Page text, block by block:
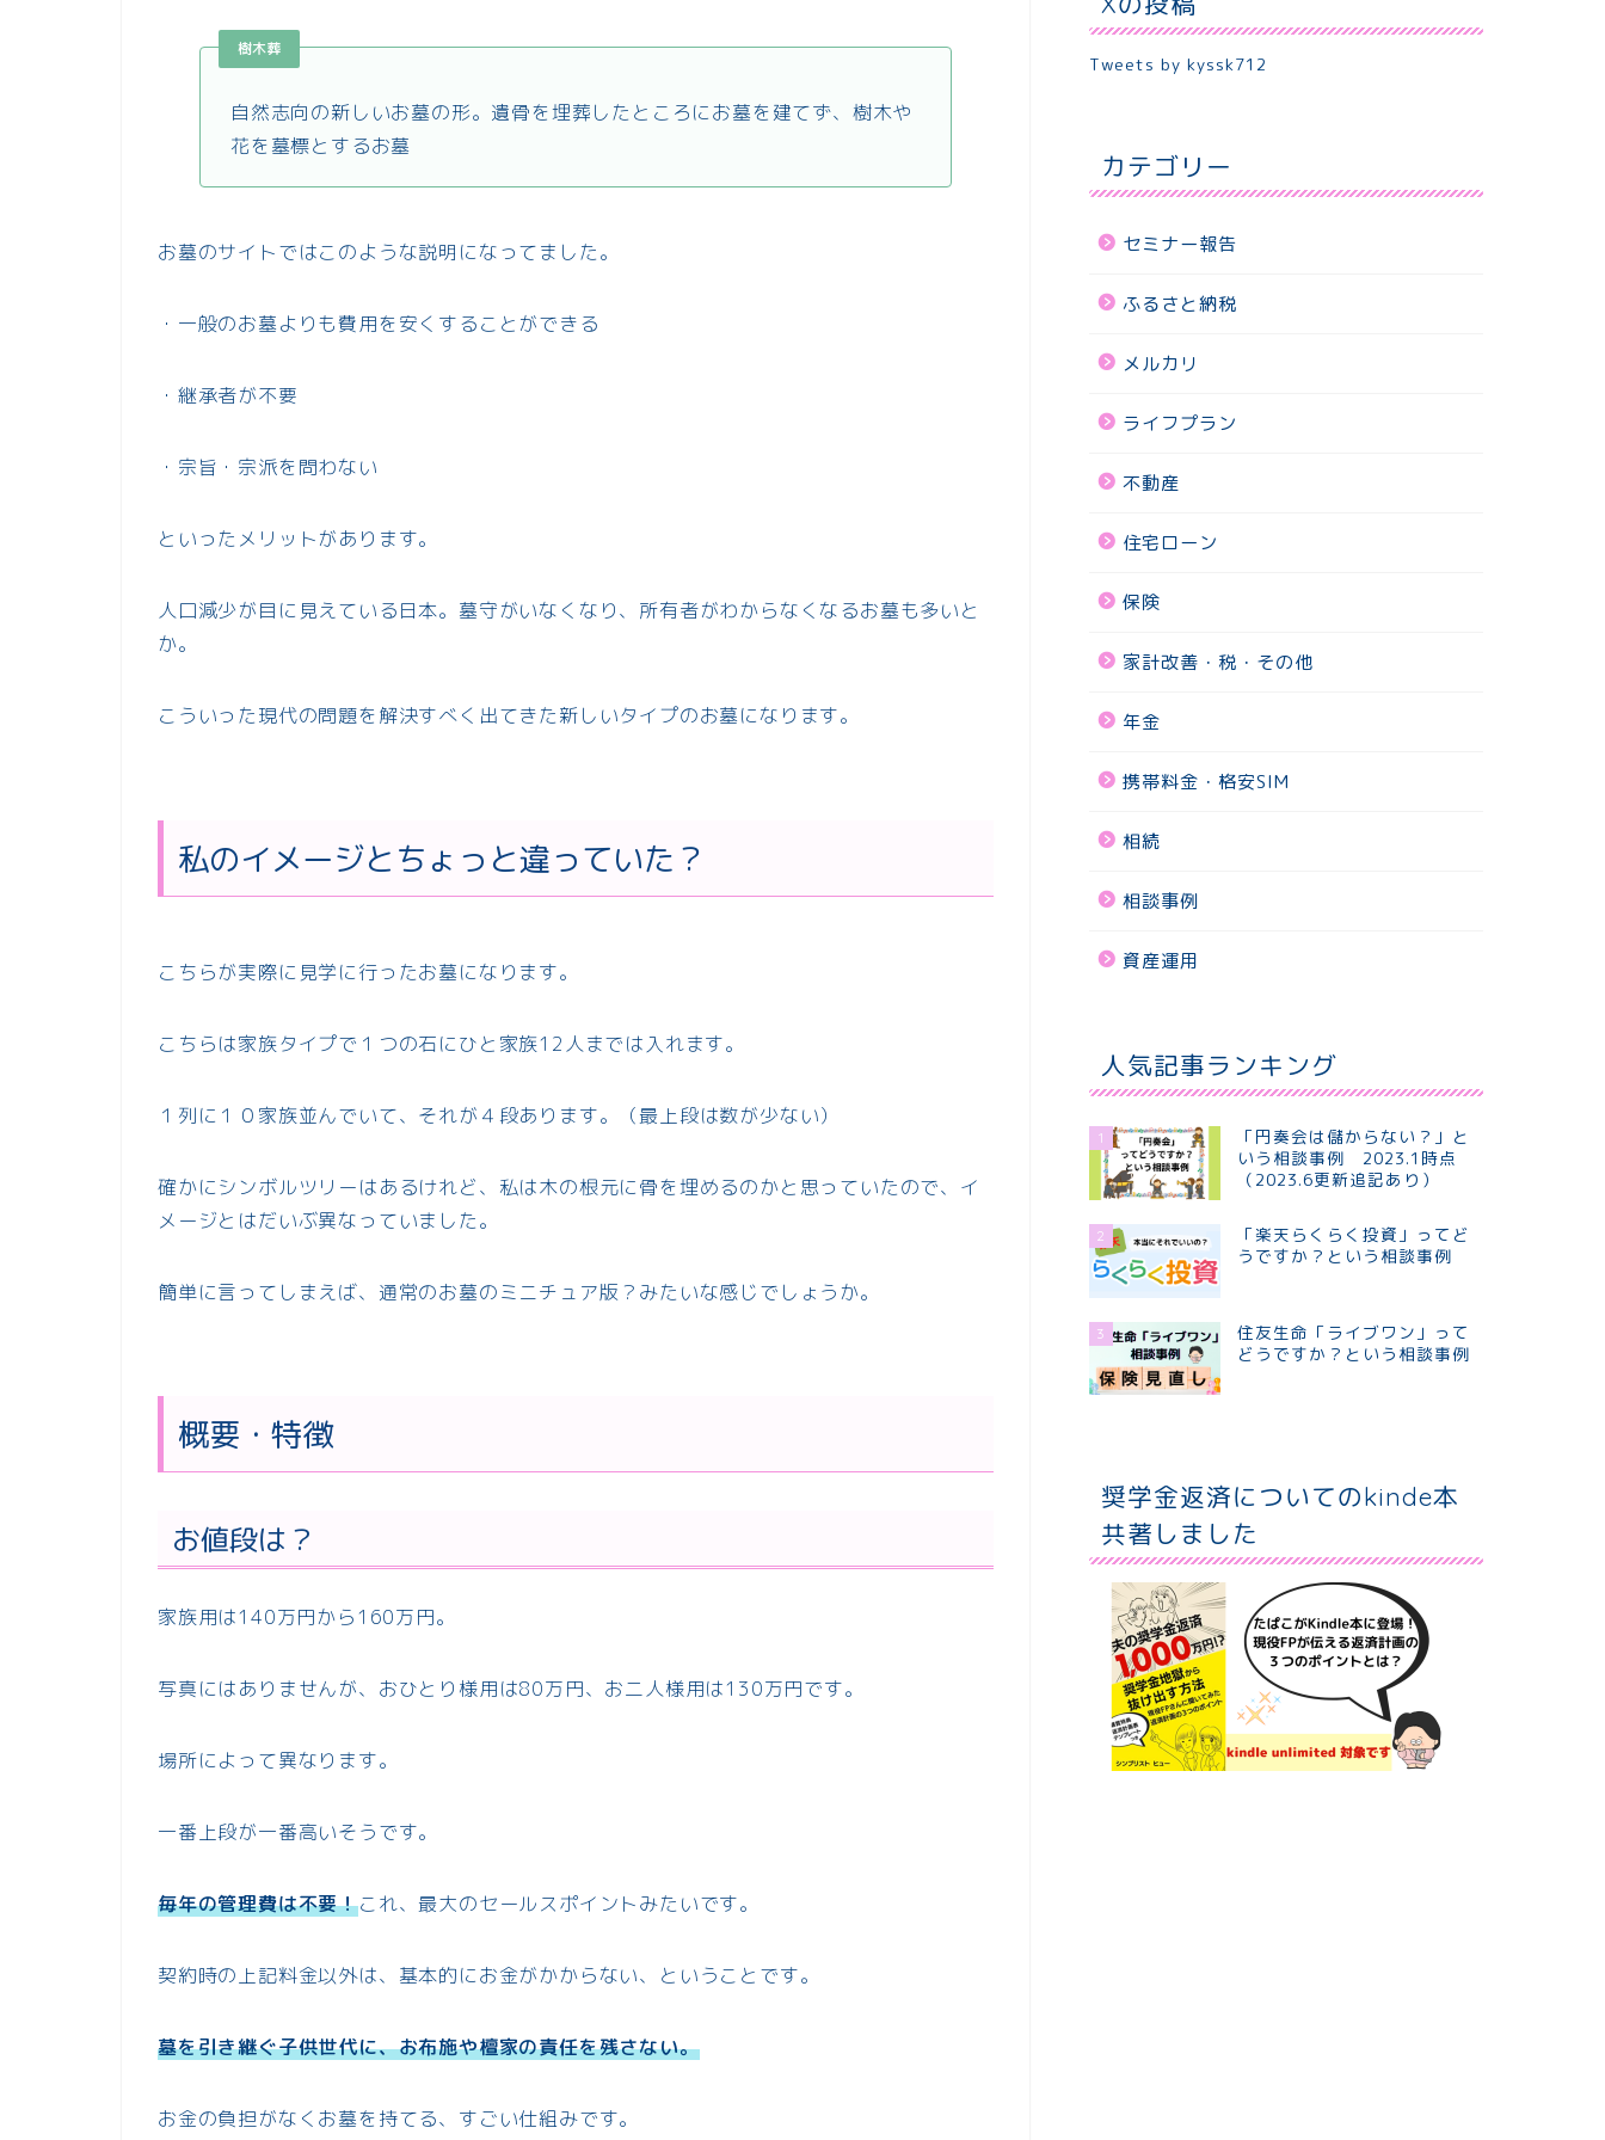
樹木葬
自然志向の新しいお墓の形。遺骨を埋葬したところにお墓を建てず、樹木や
花を墓標とするお墓
お墓のサイトではこのような説明になってました。
・一般のお墓よりも費用を安くすることができる
・継承者が不要
・宗旨・宗派を問わない
といったメリットがあります。
人口減少が目に見えている日本。墓守がいなくなり、所有者がわからなくなるお墓も多いと
か。
こういった現代の問題を解決すべく出てきた新しいタイプのお墓になります。
私のイメージとちょっと違っていた？
こちらが実際に見学に行ったお墓になります。
こちらは家族タイプで１つの石にひと家族12人までは入れます。
１列に１０家族並んでいて、それが４段あります。（最上段は数が少ない）
確かにシンボルツリーはあるけれど、私は木の根元に骨を埋めるのかと思っていたので、イ
メージとはだいぶ異なっていました。
簡単に言ってしまえば、通常のお墓のミニチュア版？みたいな感じでしょうか。
概要・特徴
お値段は？
家族用は140万円から160万円。
写真にはありませんが、おひとり様用は80万円、お二人様用は130万円です。
場所によって異なります。
一番上段が一番高いそうです。
毎年の管理費は不要！これ、最大のセールスポイントみたいです。
契約時の上記料金以外は、基本的にお金がかからない、ということです。
墓を引き継ぐ子供世代に、お布施や檀家の責任を残さない。
お金の負担がなくお墓を持てる、すごい仕組みです。
Tweets by kyssk712
カテゴリー
セミナー報告
ふるさと納税
メルカリ
ライフプラン
不動産
住宅ローン
保険
家計改善・税・その他
年金
携帯料金・格安SIM
相続
相談事例
資産運用
人気記事ランキング
1
「円奏会は儲からない？」と
いう相談事例 2023.1時点
（2023.6更新追記あり）
2
「楽天らくらく投資」ってど
うですか？という相談事例
3
住友生命「ライブワン」って
どうですか？という相談事例
奨学金返済についてのkinde本
共著しました